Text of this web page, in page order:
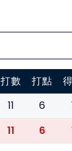
打數 打點
11 6
11 6